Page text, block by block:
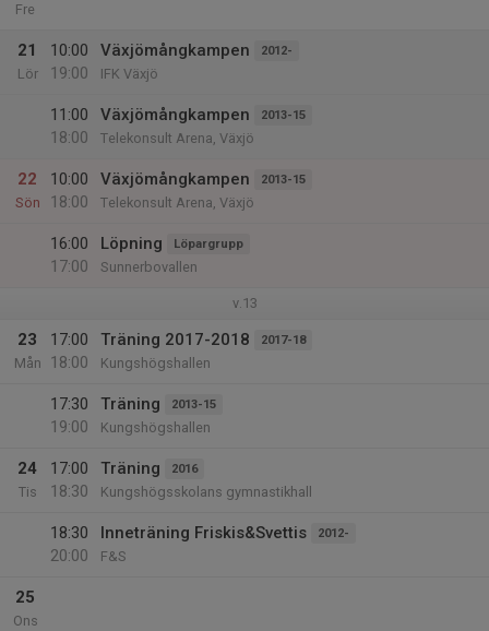
Fre
21
Lör
10:00
19:00
Växjömångkampen 2012-
IFK Växjö
11:00
18:00
Växjömångkampen 2013-15
Telekonsult Arena, Växjö
22
Sön
10:00
18:00
Växjömångkampen 2013-15
Telekonsult Arena, Växjö
16:00
17:00
Löpning Löpargrupp
Sunnerbovallen
v.13
23
Mån
17:00
18:00
Träning 2017-2018 2017-18
Kungshögshallen
17:30
19:00
Träning 2013-15
Kungshögshallen
24
Tis
17:00
18:30
Träning 2016
Kungshögsskolans gymnastikhall
18:30
20:00
Inneträning Friskis&Svettis 2012-
F&S
25
Ons